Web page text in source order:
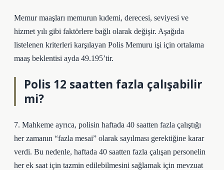
Memur maaşları memurun kıdemi, derecesi, seviyesi ve
hizmet yılı gibi faktörlere bağlı olarak değişir. Aşağıda
listelenen kriterleri karşılayan Polis Memuru işi için ortalama
maaş beklentisi ayda 49.195’tir.
Polis 12 saatten fazla çalışabilir
mi?
7. Mahkeme ayrıca, polisin haftada 40 saatten fazla çalıştığı
her zamanın “fazla mesai” olarak sayılması gerektiğine karar
verdi. Bu nedenle, haftada 40 saatten fazla çalışan personelin
her ek saat için tazmin edilebilmesini sağlamak için mevzuat